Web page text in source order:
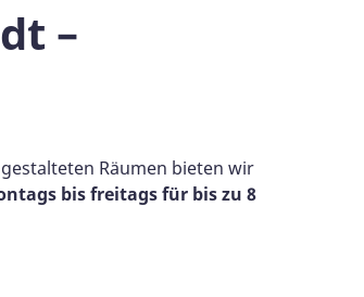
–
Räumen bieten wir
bis freitags für bis zu 8